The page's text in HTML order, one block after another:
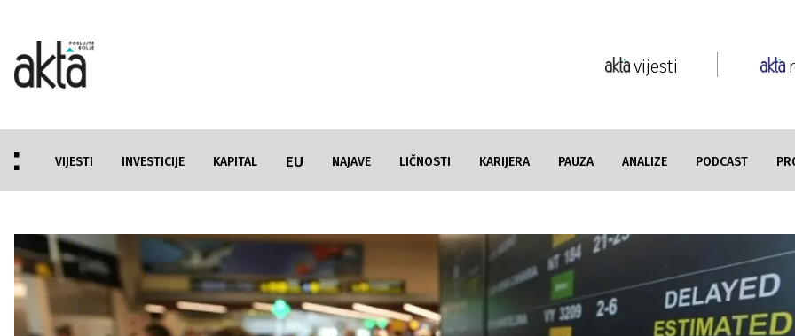
vijesti
VIJESTI INVESTICIJE KAPITAL EU NAJAVE LIČNOSTI KARIJERA PAUZA ANALIZE PODCAST